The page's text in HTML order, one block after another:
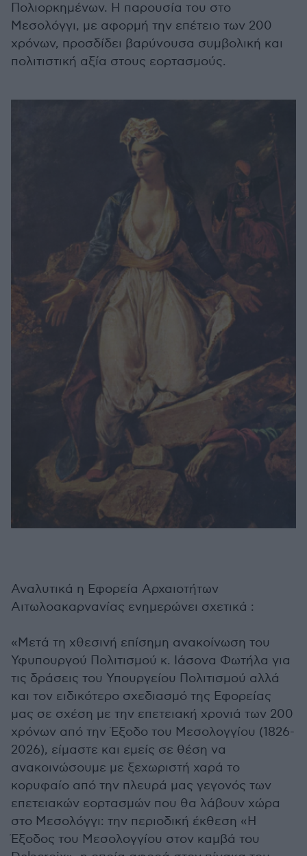
Πολιορκημένων. Η παρουσία του στο
Μεσολόγγι, με αφορμή την επέτειο των 200
χρόνων, προσδίδει βαρύνουσα συμβολική και
πολιτιστική αξία στους εορτασμούς.
Αναλυτικά η Εφορεία Αρχαιοτήτων
Αιτωλοακαρνανίας ενημερώνει σχετικά :
«Μετά τη χθεσινή επίσημη ανακοίνωση του
Υφυπουργού Πολιτισμού κ. Ιάσονα Φωτήλα για
τις δράσεις του Υπουργείου Πολιτισμού αλλά
και τον ειδικότερο σχεδιασμό της Εφορείας
μας σε σχέση με την επετειακή χρονιά των 200
χρόνων από την Έξοδο του Μεσολογγίου (1826-
2026), είμαστε και εμείς σε θέση να
ανακοινώσουμε με ξεχωριστή χαρά το
κορυφαίο από την πλευρά μας γεγονός των
επετειακών εορτασμών που θα λάβουν χώρα
στο Μεσολόγγι: την περιοδική έκθεση «Η
Έξοδος του Μεσολογγίου στον καμβά του